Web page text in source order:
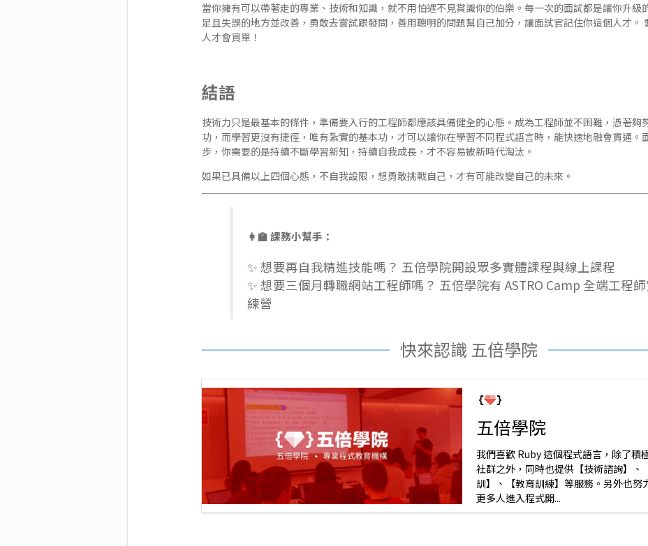
當你擁有可以帶著走的專業、技術和知識，就不用怕遇不見賞識你的伯樂。每一次的面試都是讓你升級
足且失誤的地方並改善，勇敢去嘗試跟發問，善用聰明的問題幫自己加分，讓面試官記住你這個人才。
人才會買單！
結語
技術力只是最基本的條件，準備要入行的工程師都應該具備健全的心態。成為工程師並不困難，憑著夠
功，而學習更沒有捷徑，唯有紮實的基本功，才可以讓你在學習不同程式語言時，能快速地融會貫通。
步，你需要的是持續不斷學習新知，持續自我成長，才不容易被新時代淘汰。
如果已具備以上四個心態，不自我設限，想勇敢挑戰自己，才有可能改變自己的未來。
👩‍🏫 課務小幫手：
✨ 想要再自我精進技能嗎？ 五倍學院開設眾多實體課程與線上課程
✨ 想要三個月轉職網站工程師嗎？ 五倍學院有 ASTRO Camp 全端工程
練營
快來認識 五倍學院
五倍學院
我們喜歡 Ruby 這個程式語言，除了積
社群之外，同時也提供【技術諮詢】、
訓】、【教育訓練】等服務。另外也努
更多人進入程式開...